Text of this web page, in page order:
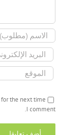
for the next time
I comment.